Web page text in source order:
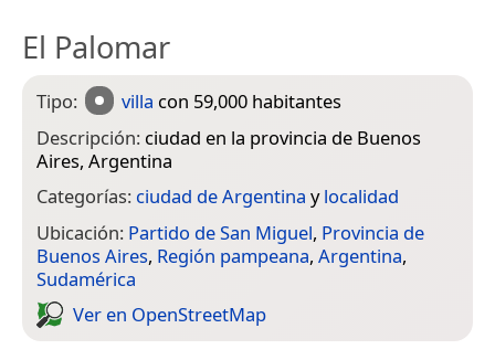
El Palomar
Tipo: villa con 59,000 habitantes
Descripción: ciudad en la provincia de Buenos
Aires, Argentina
Categorías: ciudad de Argentina ylocalidad
Ubicación: Partido de San Miguel, Provincia de
Buenos Aires, Región pampeana, Argentina,
Sudamérica
Ver en Open­Street­Map